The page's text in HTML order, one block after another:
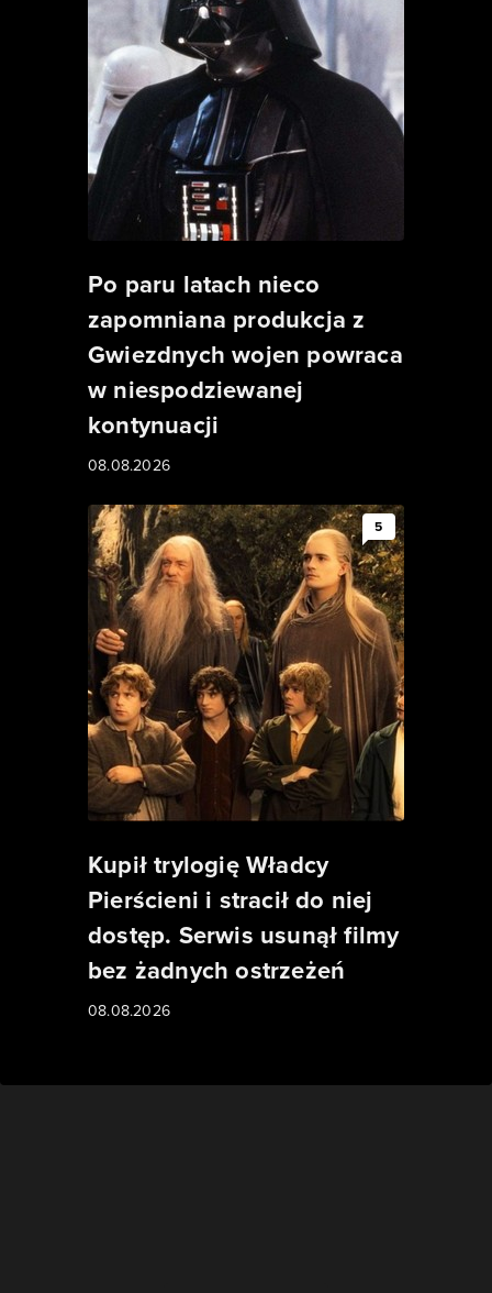
Po paru latach nieco
zapomniana produkcja z
Gwiezdnych wojen powraca
w niespodziewanej
kontynuacji
08.08.2026
5
Kupił trylogię Władcy
Pierścieni i stracił do niej
dostęp. Serwis usunął filmy
bez żadnych ostrzeżeń
08.08.2026